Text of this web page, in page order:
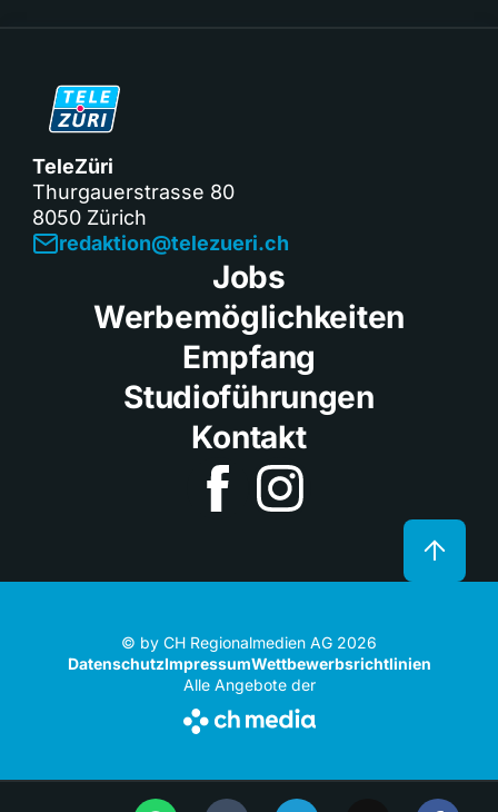
TeleZüri
Thurgauerstrasse 80
8050 Zürich
redaktion@telezueri.ch
Jobs
Werbemöglichkeiten
Empfang
Studioführungen
Kontakt
© by CH Regionalmedien AG 2026
DatenschutzImpressumWettbewerbsrichtlinien
Alle Angebote der